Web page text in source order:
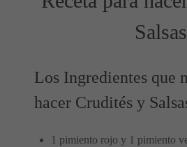
Salsas
Los Ingredientes que
hacer Crudités y
1 pimiento rojo y 1 pimiento